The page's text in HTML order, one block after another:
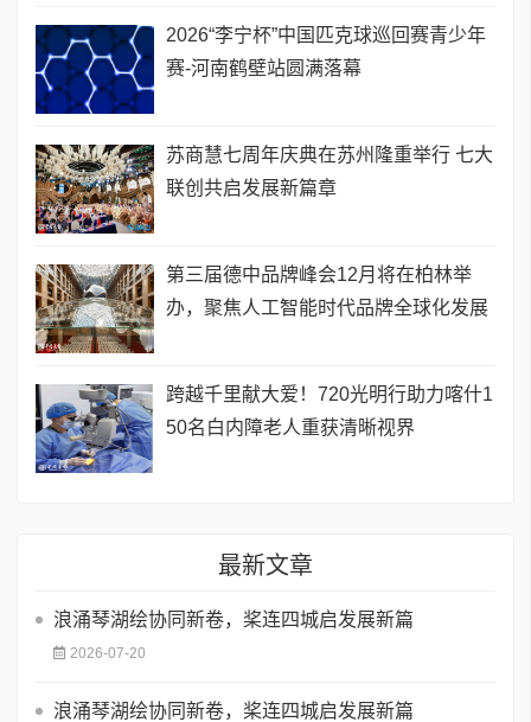
2026“李宁杯”中国匹克球巡回赛青少年
赛-河南鹤壁站圆满落幕
苏商慧七周年庆典在苏州隆重举行 七大
联创共启发展新篇章
第三届德中品牌峰会12月将在柏林举
办，聚焦人工智能时代品牌全球化发展
跨越千里献大爱！720光明行助力喀什1
50名白内障老人重获清晰视界
最新文章
浪涌琴湖绘协同新卷，桨连四城启发展新篇
2026-07-20
浪涌琴湖绘协同新卷，桨连四城启发展新篇